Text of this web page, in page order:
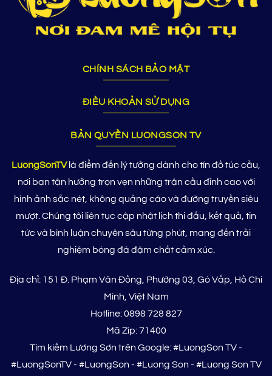
CHÍNH SÁCH BẢO MẬT
ĐIỀU KHOẢN SỬ DỤNG
BẢN QUYỀN LUONGSON TV
LuongSonTVlà điểm đến lý tưởng dành cho tín đồ túc cầu,
nơi bạn tận hưởng trọn vẹn những trận cầu đỉnh cao với
hình ảnh sắc nét, không quảng cáo và đường truyền siêu
mượt. Chúng tôi liên tục cập nhật lịch thi đấu, kết quả, tin
tức và bình luận chuyên sâu từng phút, mang đến trải
nghiệm bóng đá đậm chất cảm xúc.
Địa chỉ: 151 Đ. Phạm Văn Đồng, Phường 03, Gò Vấp, Hồ Chí
Minh, Việt Nam
Hotline: 0898 728 827
Mã Zip: 71400
Tìm kiếm Lương Sơn trên Google: #LuongSon TV -
#LuongSonTV - #LuongSon - #Luong Son - #Luong Son TV